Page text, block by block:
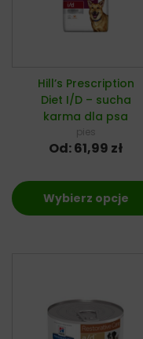
Hill’s Prescription
Diet I/D – sucha
karma dla psa
pies
Od:61,99 zł
Wybierz opcje